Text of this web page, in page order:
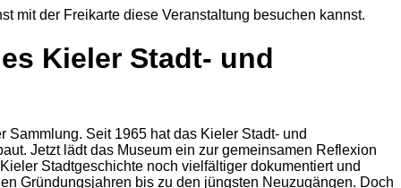
mit der Freikarte diese Veranstaltung besuchen kannst.
Kieler Stadt- und
Seit 1965 hat das Kieler Stadt- und
Jetzt lädt das Museum ein zur gemeinsamen Reflexion
Stadtgeschichte noch vielfältiger dokumentiert und
Gründungsjahren bis zu den jüngsten Neuzugängen. Doch